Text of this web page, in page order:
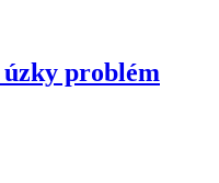
problém